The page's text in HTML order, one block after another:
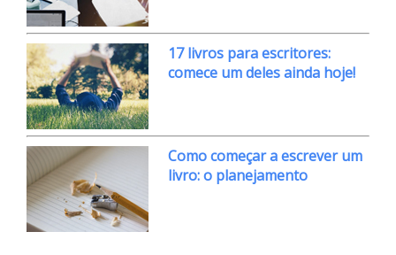
17 livros para escritores:
comece um deles ainda hoje!
Como começar a escrever um
livro: o planejamento